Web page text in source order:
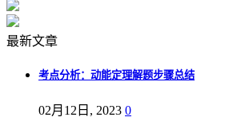
最新文章
考点分析：动能定理解题步骤总结
02月12日, 2023 0